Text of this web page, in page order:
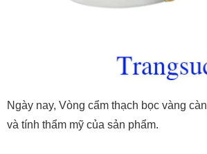
Ngày nay, Vòng cẩm thạch bọc vàng
và tính thẩm mỹ của sản phẩm.